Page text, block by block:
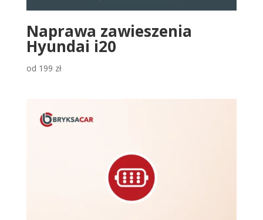
Naprawa zawieszenia
Hyundai i20
od 199 zł